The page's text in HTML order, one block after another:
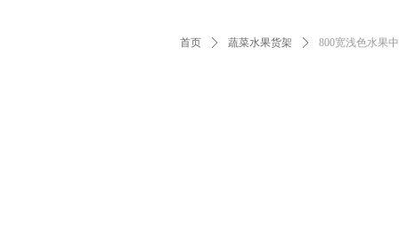
首页 ꄲ 蔬菜水果货架 ꄲ 800宽浅色水果